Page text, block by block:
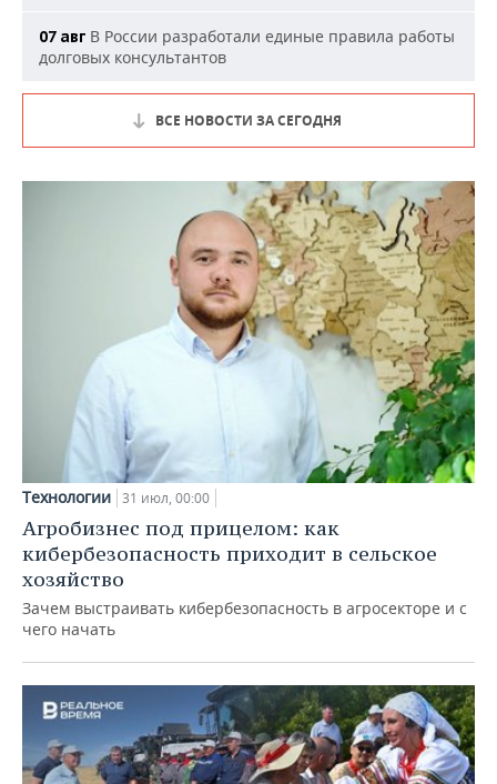
07 авг В России разработали единые правила работы
долговых консультантов
ВСЕ НОВОСТИ ЗА СЕГОДНЯ
Технологии 31 июл, 00:00
Агробизнес под прицелом: как
кибербезопасность приходит в сельское
хозяйство
Зачем выстраивать кибербезопасность в агросекторе и с
чего начать